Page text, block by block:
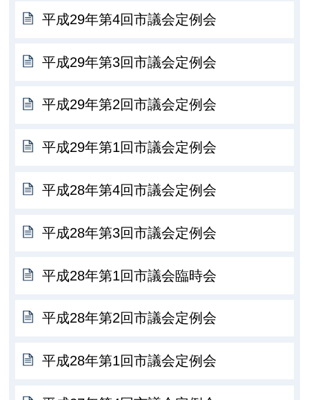
平成29年第4回市議会定例会
平成29年第3回市議会定例会
平成29年第2回市議会定例会
平成29年第1回市議会定例会
平成28年第4回市議会定例会
平成28年第3回市議会定例会
平成28年第1回市議会臨時会
平成28年第2回市議会定例会
平成28年第1回市議会定例会